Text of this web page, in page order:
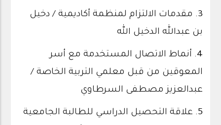
3.
مقدمات الالتزام لمنظمة أكاديمية / دخيل
بن عبدالله الدخيل الله
4.
أنماط الاتصال المستخدمة مع أسر
المعوقين من قبل معلمي التربية الخاصة /
عبدالعزيز مصطفى السرطاوي
5. علاقة التحصيل الدراسي للطالبة الجامعية